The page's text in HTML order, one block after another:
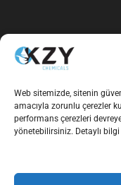
Web sitemizde, sitenin
amacıyla zorunlu çerezler
performans çerezleri
yönetebilirsiniz. Detaylı
İletişim
İletişim